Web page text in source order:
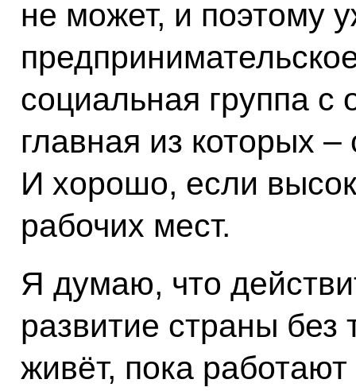
не может, и поэтому
социальная группа
главная из которых
И хорошо, если
рабочих мест.
Я думаю, что
развитие страны
живёт, пока